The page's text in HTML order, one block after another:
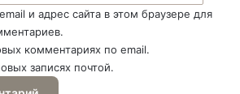
и адрес сайта в этом браузере для
комментариях по email.
записях почтой.